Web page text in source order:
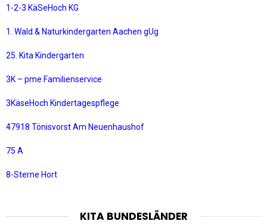
1-2-3 KäSeHoch KG
1. Wald & Naturkindergarten Aachen gUg
25. Kita Kindergarten
3K – pme Familienservice
3KäseHoch Kindertagespflege
47918 Tönisvorst Am Neuenhaushof
75 A
8-Sterne Hort
KITA BUNDESLÄNDER